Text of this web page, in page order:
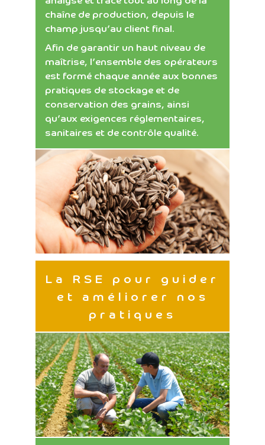
chaîne de production, depuis le
champ jusqu’au client final.
Afin de garantir un haut niveau de
maîtrise, l’ensemble des opérateurs
est formé chaque année aux bonnes
pratiques de stockage et de
conservation des grains, ainsi
qu’aux exigences réglementaires,
sanitaires et de contrôle qualité.
La RSE pour guider
et améliorer nos
pratiques